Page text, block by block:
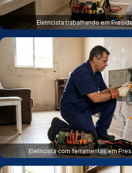
Eletricista trabalhando em
Eletricista com ferramentas em